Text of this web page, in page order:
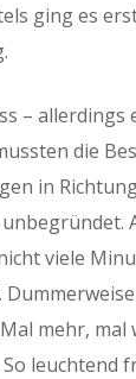
ging es
–
die
in
viele
mehr,